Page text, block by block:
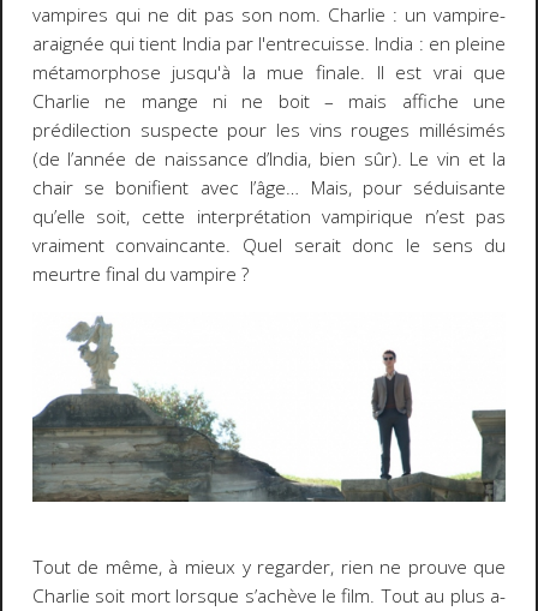
vampires qui ne dit pas son nom. Charlie : un vampire-
araignée qui tient India par l'entrecuisse. India : en pleine
métamorphose jusqu'à la mue finale. Il est vrai que
Charlie ne mange ni ne boit – mais affiche une
prédilection suspecte pour les vins rouges millésimés
(de l’année de naissance d’India, bien sûr). Le vin et la
chair se bonifient avec l’âge… Mais, pour séduisante
qu’elle soit, cette interprétation vampirique n’est pas
vraiment convaincante. Quel serait donc le sens du
meurtre final du vampire ?
Tout de même, à mieux y regarder, rien ne prouve que
Charlie soit mort lorsque s’achève le film. Tout au plus a-